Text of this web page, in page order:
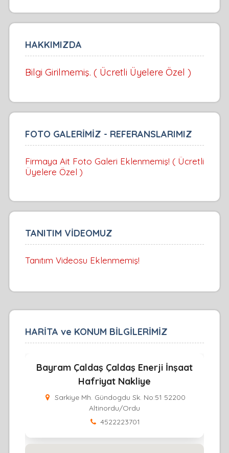
HAKKIMIZDA
Bilgi Girilmemiş. ( Ücretli Üyelere Özel )
FOTO GALERİMİZ - REFERANSLARIMIZ
Firmaya Ait Foto Galeri Eklenmemiş! ( Ücretli
Üyelere Özel )
TANITIM VİDEOMUZ
Tanıtım Videosu Eklenmemiş!
HARİTA ve KONUM BİLGİLERİMİZ
Bayram Çaldaş Çaldaş Enerji İnşaat
Hafriyat Nakliye
Sarkiye Mh. Gündogdu Sk. No:51 52200
Altinordu/Ordu
4522223701